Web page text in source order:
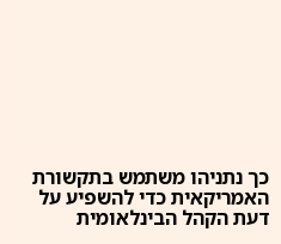
כך נתניהו משתמש בתקשורת
האמריקאית כדי להשפיע על
דעת הקהל הבינלאומית